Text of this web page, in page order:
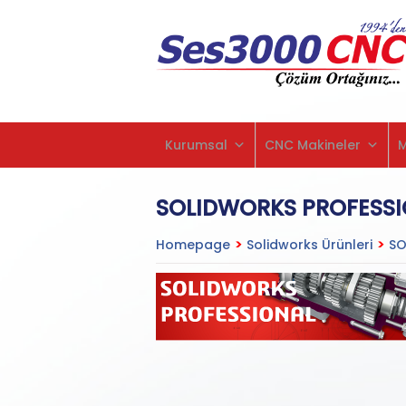
Kurumsal
CNC Makineler
SOLIDWORKS
Homepage > Solidworks Ürünleri >